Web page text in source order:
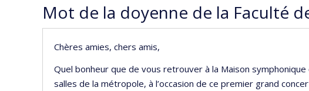
Mot de la doyenne de la Faculté
Chères amies, chers amis,
Quel bonheur que de vous retrouver à la Maison
salles de la métropole, à l’occasion de ce premier grand